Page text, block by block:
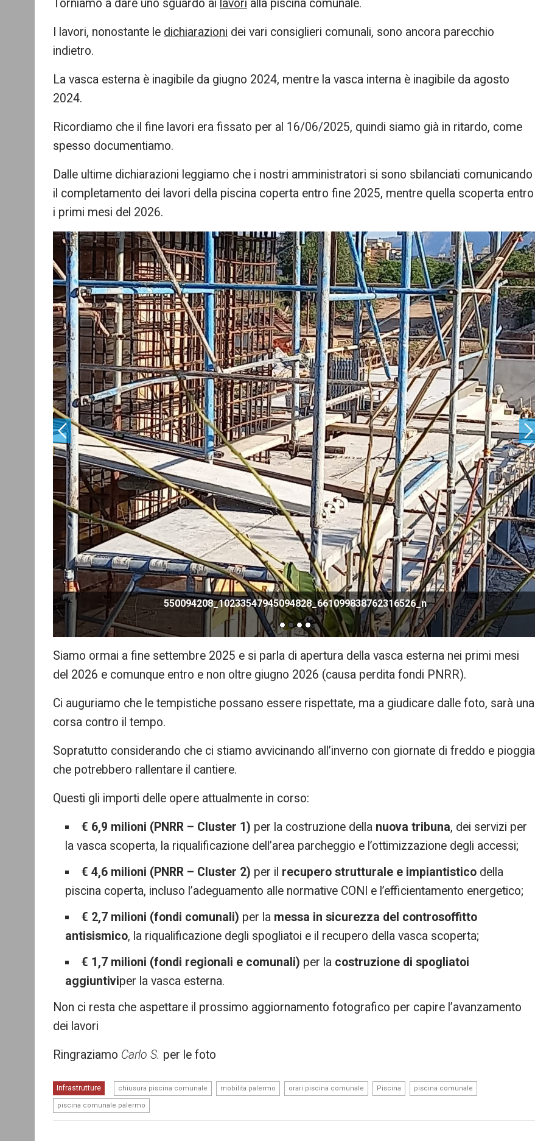
re
Torniamo a dare uno sguardo ai lavori alla piscina comunale.
I lavori, nonostante le dichiarazioni dei vari consiglieri comunali, sono ancora parecchio
indietro.
La vasca esterna è inagibile da giugno 2024, mentre la vasca interna è inagibile da agosto
2024.
Ricordiamo che il fine lavori era fissato per al 16/06/2025, quindi siamo già in ritardo, come
spesso documentiamo.
Dalle ultime dichiarazioni leggiamo che i nostri amministratori si sono sbilanciati comunicando
il completamento dei lavori della piscina coperta entro fine 2025, mentre quella scoperta entro
i primi mesi del 2026.
550094208_10233547945094828_661099838762316526_n
Siamo ormai a fine settembre 2025 e si parla di apertura della vasca esterna nei primi mesi
del 2026 e comunque entro e non oltre giugno 2026 (causa perdita fondi PNRR).
Ci auguriamo che le tempistiche possano essere rispettate, ma a giudicare dalle foto, sarà una
corsa contro il tempo.
Sopratutto considerando che ci stiamo avvicinando all’inverno con giornate di freddo e pioggia
che potrebbero rallentare il cantiere.
Questi gli importi delle opere attualmente in corso:
€ 6,9 milioni (PNRR – Cluster 1) per la costruzione della nuova tribuna, dei servizi per
la vasca scoperta, la riqualificazione dell’area parcheggio e l’ottimizzazione degli accessi;
€ 4,6 milioni (PNRR – Cluster 2) per il recupero strutturale e impiantisticodella
piscina coperta, incluso l’adeguamento alle normative CONI e l’efficientamento energetico;
€ 2,7 milioni (fondi comunali) per la messa in sicurezza del controsoffitto
antisismico, la riqualificazione degli spogliatoi e il recupero della vasca scoperta;
€ 1,7 milioni (fondi regionali e comunali) per la costruzione di spogliatoi
aggiuntiviper la vasca esterna.
Non ci resta che aspettare il prossimo aggiornamento fotografico per capire l’avanzamento
dei lavori
Ringraziamo Carlo S. per le foto
Infrastrutture chiusura piscina comunale mobilita palermo orari piscina comunale Piscina piscina comunale
piscina comunale palermo